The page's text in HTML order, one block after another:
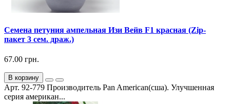
Семена петуния ампельная Изи Вейв F1 красная (Zip-
пакет 3 сем. драж.)
67.00 грн.
В корзину
Арт. 92-779 Производитель Pan American(сша). Улучшенная
серия американ...